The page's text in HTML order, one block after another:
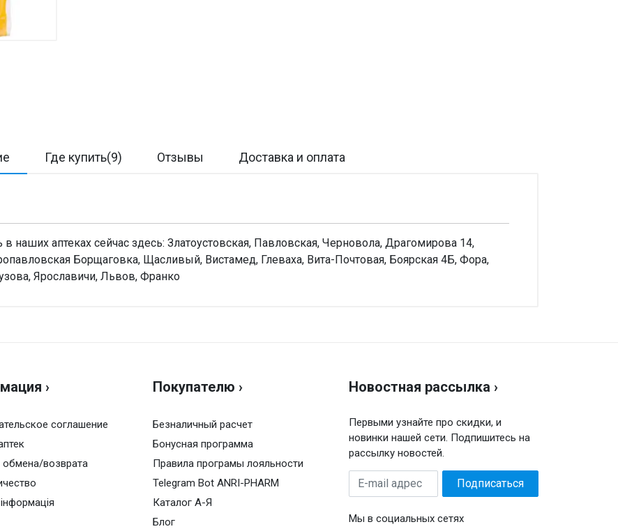
Где купить(9) Отзывы Доставка и оплата
аптеках сейчас здесь: Златоустовская, Павловская, Черновола, Драгомирова 14,
Борщаговка, Щасливый, Вистамед, Глеваха, Вита-Почтовая, Боярская 4Б, Фора,
Ярославичи, Львов, Франко
›
соглашение
возврата
Покупателю ›
Безналичный расчет
Бонусная программа
Правила програмы лояльности
Telegram Bot ANRI-PHARM
Каталог А-Я
Блог
Новостная рассылка ›
Первыми узнайте про скидки, и
новинки нашей сети. Подпишитесь на
рассылку новостей.
E-
mail
Подписаться
Мы в социальных сетях